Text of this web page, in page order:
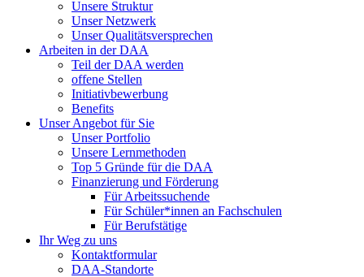
Unsere Struktur
Unser Netzwerk
Unser Qualitätsversprechen
Arbeiten in der DAA
Teil der DAA werden
offene Stellen
Initiativbewerbung
Benefits
Unser Angebot für Sie
Unser Portfolio
Unsere Lernmethoden
Top 5 Gründe für die DAA
Finanzierung und Förderung
Für Arbeitssuchende
Für Schüler*innen an Fachschulen
Für Berufstätige
Ihr Weg zu uns
Kontaktformular
DAA-Standorte